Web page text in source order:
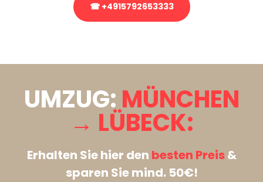
☎ +4915792653333
UMZUG: MÜNCHEN
→ LÜBECK:
Erhalten Sie hier den besten Preis&
sparen Sie mind. 50€!